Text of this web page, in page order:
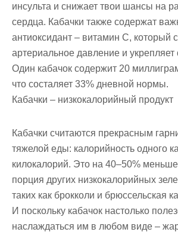
инсульта и снижает твои шансы на
сердца. Кабачки также содержат
антиоксидант – витамин С, который
артериальное давление и укрепляет
Один кабачок содержит 20
что состаляет 33% дневной нормы.
Кабачки – низкокалорийный продукт
Кабачки считаются прекрасным
тяжелой еды: калорийность одного
килокалорий. Это на 40–50%
порция других низкокалорийных
таких как брокколи и брюссельская
И поскольку кабачок настолько
наслаждаться им в любом виде –